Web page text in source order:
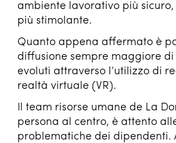
ambiente lavorativo più
più stimolante.
Quanto appena affermato è
diffusione sempre maggiore
evoluti attraverso l’utilizzo di
realtà virtuale (VR).
Il team risorse umane de La
persona al centro, è attento
problematiche dei dipendenti.